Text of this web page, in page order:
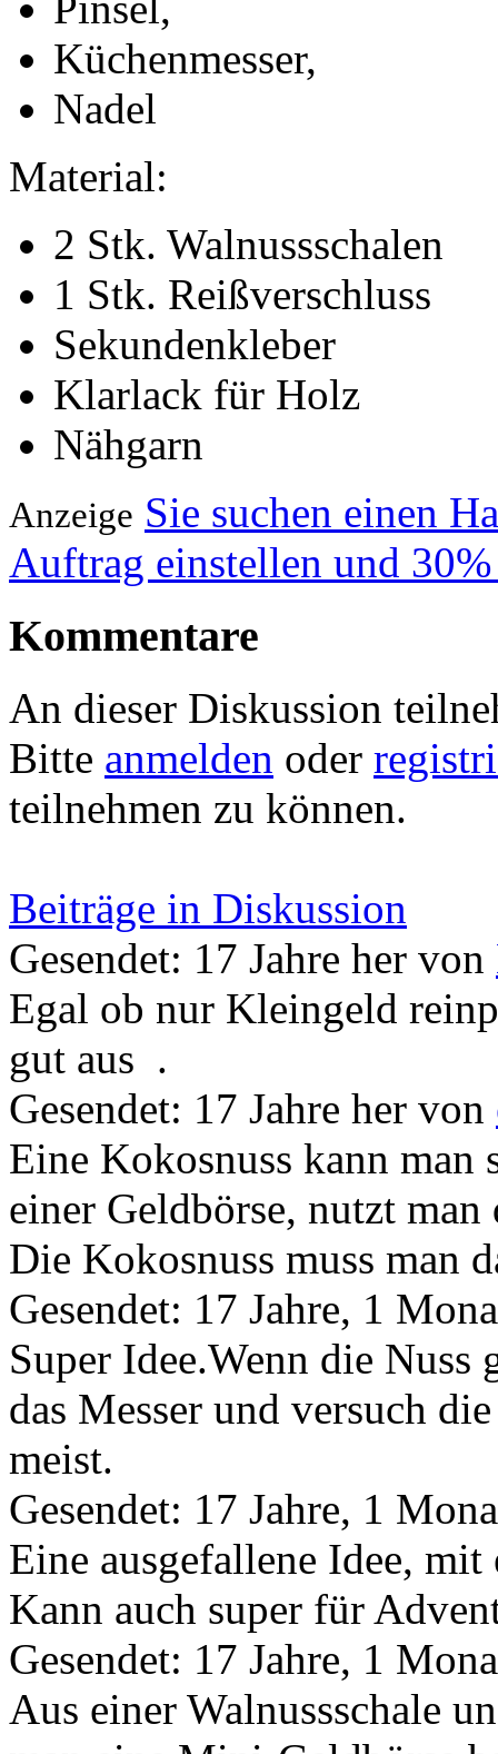
Küchenmesser,
Nadel
Material:
2 Stk. Walnussschalen
1 Stk. Reißverschluss
Sekundenkleber
Klarlack für Holz
Nähgarn
Anzeige Sie suchen einen
Auftrag einstellen und
Kommentare
An dieser Diskussion
Bitte anmelden oder
teilnehmen zu können.
Beiträge in Diskussion
Gesendet: 17 Jahre her von
Egal ob nur Kleingeld
gut aus .
Gesendet: 17 Jahre her von
Eine Kokosnuss kann man
einer Geldbörse, nutzt man
Die Kokosnuss muss man
Gesendet: 17 Jahre, 1
Super Idee.Wenn die
das Messer und versuch
meist.
Gesendet: 17 Jahre, 1
Eine ausgefallene Idee,
Kann auch super für
Gesendet: 17 Jahre, 1
Aus einer Walnussschale